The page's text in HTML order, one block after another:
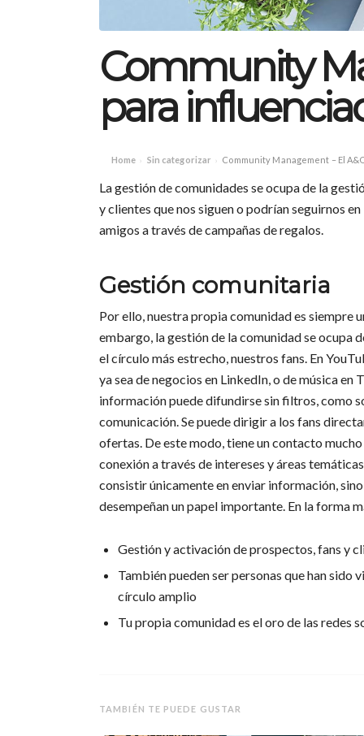
Community
para
Home › Sin categorizar › Community Management – El
La gestión de comunidades se ocupa de la
y clientes que nos siguen o podrían seguirnos
amigos a través de campañas de regalos.
Gestión comunitaria
Por ello, nuestra propia comunidad es siempre
embargo, la gestión de la comunidad se ocupa
el círculo más estrecho, nuestros fans. En
ya sea de negocios en LinkedIn, o de música
información puede difundirse sin filtros, como
comunicación. Se puede dirigir a los fans
ofertas. De este modo, tiene un contacto
conexión a través de intereses y áreas
consistir únicamente en enviar información,
desempeñan un papel importante. En la forma
Gestión y activación de prospectos, fans y
También pueden ser personas que han sido
círculo amplio
Tu propia comunidad es el oro de las redes
TAMBIÉN TE PUEDE GUSTAR